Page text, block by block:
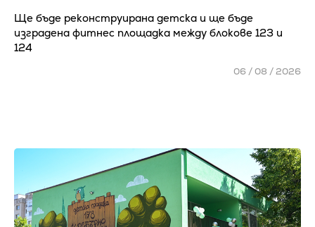
Ще бъде реконструирана детска и ще бъде
изградена фитнес площадка между блокове 123 и
124
06 / 08 / 2026